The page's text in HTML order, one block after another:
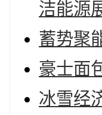
洁能源
蓄势聚
豪士面
冰雪经